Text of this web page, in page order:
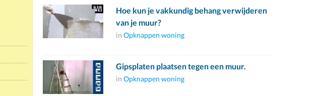
Hoe kun je vakkundig behang verwijderen
van je muur?
in Opknappen woning
Gipsplaten plaatsen tegen een muur.
in Opknappen woning